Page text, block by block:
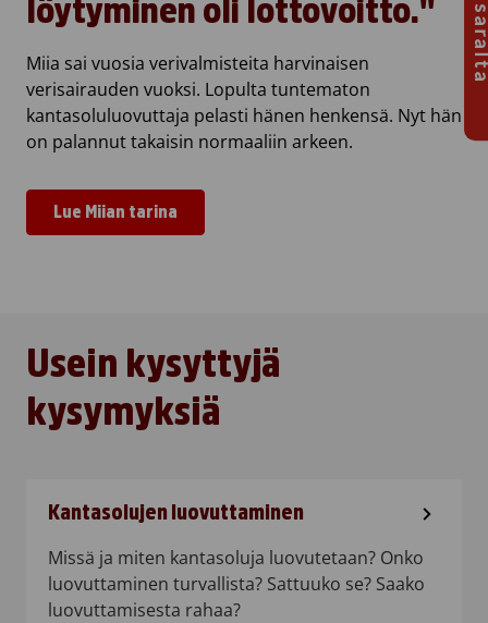
löytyminen oli lottovoitto."
Miia sai vuosia verivalmisteita harvinaisen
verisairauden vuoksi. Lopulta tuntematon
kantasoluluovuttaja pelasti hänen henkensä. Nyt hän
on palannut takaisin normaaliin arkeen.
Lue Miian tarina
Usein kysyttyjä
kysymyksiä
Kantasolujen luovuttaminen
Missä ja miten kantasoluja luovutetaan? Onko
luovuttaminen turvallista? Sattuuko se? Saako
luovuttamisesta rahaa?